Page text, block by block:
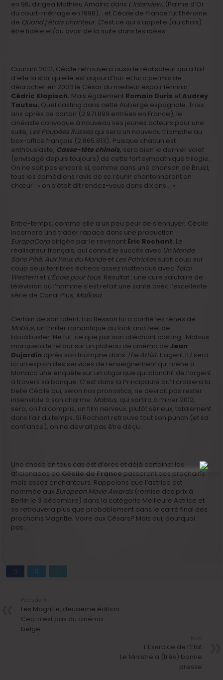
en 96; dirigea Mathieu Amalric dans L‘Interview, (Palme d’Or
du court-métrage en 1998)… et Cécile de France fut l’héroïne
de Quand j’étais chanteur. C‘est ce qui s’appelle (au choix)
être fidèle et/ou avoir de la suite dans les idées
Courant 2012, Cécile retrouvera aussi le réalisateur qui a fait
d’elle la star qu’elle est aujourd’hui et lui a permis de
décrocher en 2003 le César du meilleur espoir féminin:
Cédric Klapisch. Mais également Romain Duris etAudrey
Tautou. Quel casting dans cette Auberge espagnole. Trois
ans après ce carton (2.971.899 entrées en France), le
cinéaste convoque à nouveau ses jeunes acteurs pour une
suite, Les Poupées Russes qui sera un nouveau triomphe au
box-office français (2.865.813). Puisque chacun est
enthousiaste, Casse-tête chinois, sera bien le dernier volet
(envisagé depuis toujours) de cette fort sympathique trilogie.
On ne sait pas encore si, comme dans une chanson de Bruel,
tous les comédiens ravis de se réunir chantonneront en
chœur : « on s’était dit rendez-vous dans dix ans… »
Entre-temps, comme elle a un peu peur de s’ennuyer, Cécile
incarnera une trader rapace dans une production
EuropaCorp dirigée par le revenant Éric Rochant. Le
réalisateur français, qui connut le succès avec Un Monde
Sans Pitié, Aux Yeux du Monde et Les Patriotes subit coup sur
coup deux terribles échecs assez inattendus avec Total
Western et L’École pour tous. Résultat : une cure salutaire de
télévision où l’homme s’est refait une santé avec l’excellente
série de Canal Plus, Mafiosa.
Certain de son talent, Luc Besson lui a confié les rênes de
Mobius, un thriller romantique au look and feel de
blockbuster. Ne fut-ce que par son alléchant casting : Mobius
marquera le retour sur un plateau de cinéma de Jean
Dujardin après son triomphe dans The Artist. L’agent 117 sera
ici un espion des services de renseignement qui mène à
Monaco une enquête sur un oligarque qui blanchit de l’argent
à travers sa banque. C’est dans la Principauté qu’il croisera la
belle Cécile qui, selon nos pronostics, ne devrait pas rester
insensible à son charme. Mobius, qui sortira à l’hiver 2012,
sera, on l’a compris, un film nerveux, plutôt sérieux, totalement
dans l’air du temps. Si Rochant retrouve tout son punch (et sa
confiance), on ne devrait pas être déçu.
Une chose en tous cas est d’ores et déjà certaine: les
aficionados de Cécile de Francepasseront des prochains
mois assez enchanteurs. Rappelons que l’actrice est
nommée aux European Movie Awards (remise des prix à
Berlin le 3 décembre) dans la catégorie Meilleure Actrice et
se retrouvera plus que probablement dans le carré final des
prochains Magritte. Voire aux Césars? Mais oui, pourquoi
pas…
Les Magritte, deuxième édition
Ceci n’est pas du cinéma
belge
L’Exercice de l’Etat
Le Ministre a (très) bonne
presse